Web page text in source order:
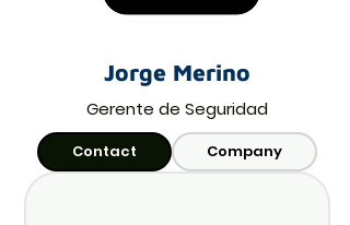
Jorge Merino
Gerente de Seguridad
Contact Company